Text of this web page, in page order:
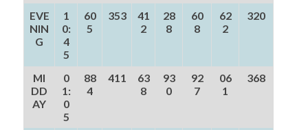
EVE
NIN
G
1
0:
4
5
60
5
353
41
2
28
8
60
8
62
2
320
MI
DD
AY
0
1:
0
5
88
4
411
63
8
93
0
92
7
06
1
368